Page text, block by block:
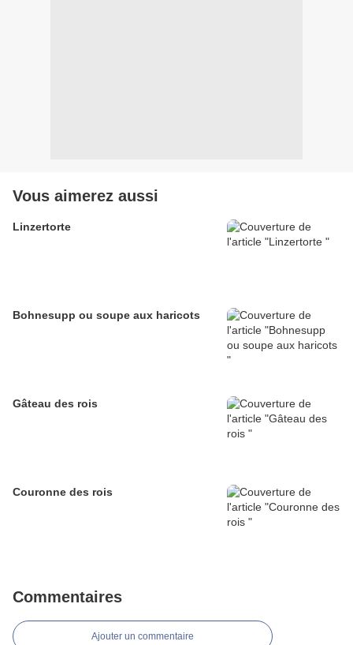
Vous aimerez aussi
Linzertorte
Bohnesupp ou soupe aux haricots
Gâteau des rois
Couronne des rois
Commentaires
Ajouter un commentaire